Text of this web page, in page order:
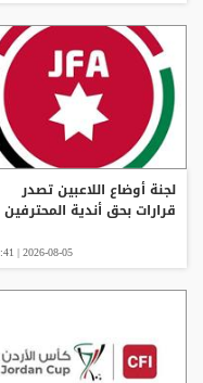
لجنة أوضاع اللاعبين تصدر
قرارات بحق أندية المحترفين
2026-08-05 | 09:41 م